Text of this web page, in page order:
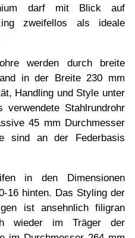
darf mit Blick auf
zweifellos als ideale
werden durch breite
in der Breite 230 mm
Handling und Style unter
Stahlrundrohr
45 mm Durchmesser
sind an der Federbasis
in den Dimensionen
16 hinten. Das Styling der
ist ansehnlich filigran
wieder im Träger der